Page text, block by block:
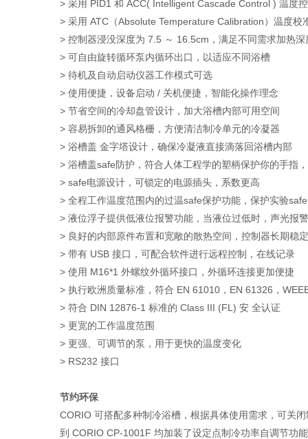
> 采用 PID1 和 ACC( Intelligent Cascade Control ) 温度
> 采用 ATC（Absolute Temperature Calibration）温度校
> 控制器浸没深度为 7.5 ～ 16.5cm，满足不同需求加热深
> 可自由旋转循环泵内循环出口，以适应不同浴槽
> 待机及自动启动仪器工作模式可选
> 使用便捷，设备启动 / 关机便捷，智能化操作理念
> 节省空间的冷却盘管设计，加大浴槽内部可用空间
> 容易拆卸的通风格栅，方便清洁制冷单元的冷凝器
> 浴槽盖 金字塔设计，确保冷凝液直接滴落回浴槽内部
> 浴槽盖safe防护，符合人体工程学的塑柄保护你的手指
> safe电源设计，可锁定的电源插头，系数更高
> 全程工作温度范围内的过温safe保护功能，保护实验safe
> 液位浮子提供低液位报警功能，当液位过低时，声光报
> 良好的内部原件布置和宽敞的散热空间，控制器长期稳
> 带有 USB 接口，可配合软件进行远程控制，在线记录
> 使用 M16*1 外螺纹外循环接口，外循环连接更加便捷
> 执行欧洲质量标准，符合 EN 61010，EN 61326，
> 符合 DIN 12876-1 标准的 Class III (FL) 安 全认证
> 更宽的工作温度范围
> 更强、可调节的泵，用于更快的温度变化
> RS232 接口
节约环保
CORIO 可搭配多种制冷浴槽，根据具体使用需求，可关
到 CORIO CP-1001F 均加装了设定点制冷功率自调节功